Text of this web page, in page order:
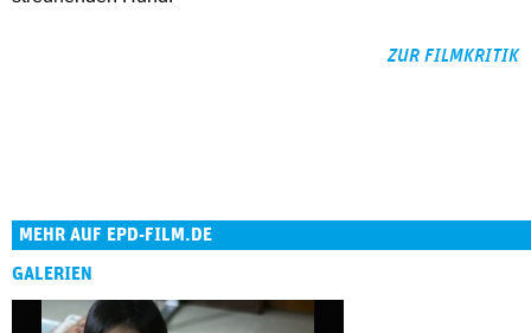
ZUR FILMKRITIK
MEHR AUF EPD-FILM.DE
GALERIEN